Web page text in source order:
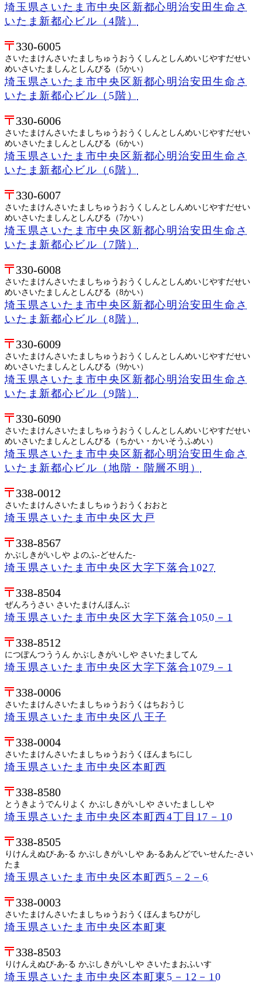
埼玉県さいたま市中央区新都心明治安田生命さ
いたま新都心ビル（4階）
330-6005
さいたまけんさいたましちゅうおうくしんとしんめいじやすだせい
めいさいたましんとしんびる（5かい）
埼玉県さいたま市中央区新都心明治安田生命さ
いたま新都心ビル（5階）
330-6006
さいたまけんさいたましちゅうおうくしんとしんめいじやすだせい
めいさいたましんとしんびる（6かい）
埼玉県さいたま市中央区新都心明治安田生命さ
いたま新都心ビル（6階）
330-6007
さいたまけんさいたましちゅうおうくしんとしんめいじやすだせい
めいさいたましんとしんびる（7かい）
埼玉県さいたま市中央区新都心明治安田生命さ
いたま新都心ビル（7階）
330-6008
さいたまけんさいたましちゅうおうくしんとしんめいじやすだせい
めいさいたましんとしんびる（8かい）
埼玉県さいたま市中央区新都心明治安田生命さ
いたま新都心ビル（8階）
330-6009
さいたまけんさいたましちゅうおうくしんとしんめいじやすだせい
めいさいたましんとしんびる（9かい）
埼玉県さいたま市中央区新都心明治安田生命さ
いたま新都心ビル（9階）
330-6090
さいたまけんさいたましちゅうおうくしんとしんめいじやすだせい
めいさいたましんとしんびる（ちかい・かいそうふめい）
埼玉県さいたま市中央区新都心明治安田生命さ
いたま新都心ビル（地階・階層不明）
338-0012
さいたまけんさいたましちゅうおうくおおと
埼玉県さいたま市中央区大戸
338-8567
かぶしきがいしや よのふ-どせんた-
埼玉県さいたま市中央区大字下落合1027
338-8504
ぜんろうさい さいたまけんほんぶ
埼玉県さいたま市中央区大字下落合1050－1
338-8512
につぽんつううん かぶしきがいしや さいたましてん
埼玉県さいたま市中央区大字下落合1079－1
338-0006
さいたまけんさいたましちゅうおうくはちおうじ
埼玉県さいたま市中央区八王子
338-0004
さいたまけんさいたましちゅうおうくほんまちにし
埼玉県さいたま市中央区本町西
338-8580
とうきようでんりよく かぶしきがいしや さいたまししや
埼玉県さいたま市中央区本町西4丁目17－10
338-8505
りけんえぬぴ-あ-る かぶしきがいしや あ-るあんどでい-せんた-さい
たま
埼玉県さいたま市中央区本町西5－2－6
338-0003
さいたまけんさいたましちゅうおうくほんまちひがし
埼玉県さいたま市中央区本町東
338-8503
りけんえぬぴ-あ-る かぶしきがいしや さいたまおふいす
埼玉県さいたま市中央区本町東5－12－10